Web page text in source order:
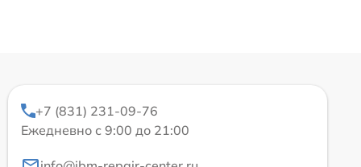
+7 (831) 231-09-76
Ежедневно с 9:00 до 21:00